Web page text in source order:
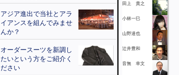
アジア進出で当社とアラ
イアンスを組んでみませ
んか？
オーダースーツを新調し
たいという方をご紹介く
ださい
田上 貴之
小林一巳
山野達也
辻井豊和
音無 幸文